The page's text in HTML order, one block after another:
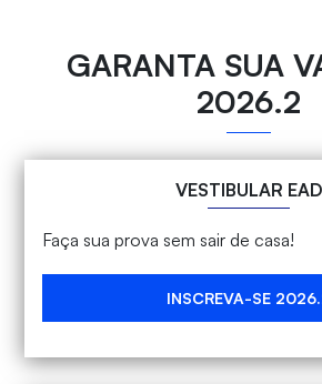
GARANTA SUA
2026.2
VESTIBULAR EAD
Faça sua prova sem sair de casa!
INSCREVA-SE